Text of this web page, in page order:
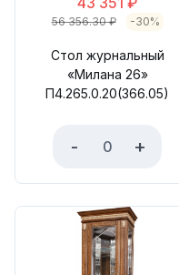
56 356.30₽ -30%
Стол журнальный
«Милана 26»
П4.265.0.20(366.05)
- +